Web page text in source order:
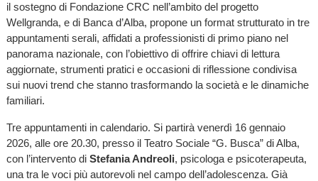
il sostegno di Fondazione CRC nell’ambito del progetto
Wellgranda, e di Banca d’Alba, propone un format strutturato in tre
appuntamenti serali, affidati a professionisti di primo piano nel
panorama nazionale, con l’obiettivo di offrire chiavi di lettura
aggiornate, strumenti pratici e occasioni di riflessione condivisa
sui nuovi trend che stanno trasformando la società e le dinamiche
familiari.
Tre appuntamenti in calendario. Si partirà venerdì 16 gennaio
2026, alle ore 20.30, presso il Teatro Sociale “G. Busca” di Alba,
con l’intervento di Stefania Andreoli, psicologa e psicoterapeuta,
una tra le voci più autorevoli nel campo dell’adolescenza. Già